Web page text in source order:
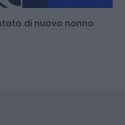
di nuovo nonno